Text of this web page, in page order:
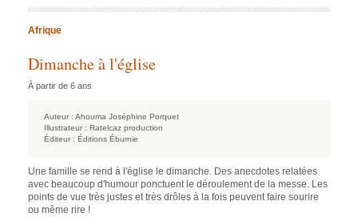
Afrique
Dimanche à l'église
À partir de 6 ans
Auteur : Ahouma Joséphine Porquet
Illustrateur : Ratelcaz production
Éditeur : Éditions Éburnie
Une famille se rend à l'église le dimanche. Des anecdotes relatées
avec beaucoup d'humour ponctuent le déroulement de la messe. Les
points de vue très justes et très drôles à la fois peuvent faire sourire
ou même rire !